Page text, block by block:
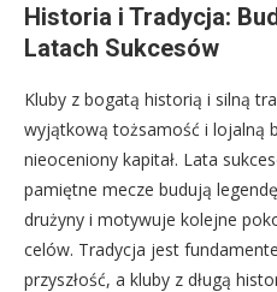
Historia i Tradycja:
Latach Sukcesów
Kluby z bogatą historią i silną
wyjątkową tożsamość i lojalną
nieoceniony kapitał. Lata
pamiętne mecze budują
drużyny i motywuje kolejne
celów. Tradycja jest
przyszłość, a kluby z długą